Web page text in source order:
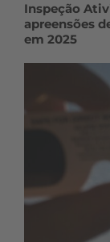
Inspeção
apreensões
em 2025